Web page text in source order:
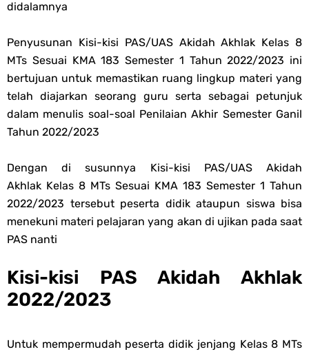
Soal OMI Fisika Terintegrasi Jenjang MA
Unduh Buku Teks Utama (BTU) Al-Qur'an Hadis Semua Jenjang
Tahun 2026
Unduh Buku Teks Utama (BTU) Fiqih Kelas 1 MI - Kelas 12 MA Tahun
Cara Tarik Data Rombel dari EMIS 4.0 ke EMIS GTK Tahun 2026
Terbaru
didalamnya
Penyusunan Kisi-kisi PAS/UAS Akidah Akhlak Kelas 8
MTs Sesuai KMA 183 Semester 1 Tahun 2022/2023 ini
bertujuan untuk memastikan ruang lingkup materi yang
telah diajarkan seorang guru serta sebagai petunjuk
dalam menulis soal-soal Penilaian Akhir Semester Ganil
Tahun 2022/2023
Dengan di susunnya Kisi-kisi PAS/UAS Akidah
Akhlak Kelas 8 MTs Sesuai KMA 183 Semester 1 Tahun
2022/2023 tersebut peserta didik ataupun siswa bisa
menekuni materi pelajaran yang akan di ujikan pada saat
PAS nanti
Kisi-kisi PAS Akidah Akhlak
2022/2023
Untuk mempermudah peserta didik jenjang Kelas 8 MTs